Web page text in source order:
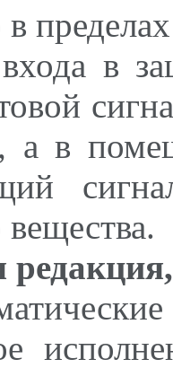
в
в
а в